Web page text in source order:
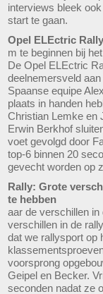
interviews bleek
start te gaan.
Opel ELEctric Rally
m te beginnen bij
De Opel ELEctric
deelnemersveld
Spaanse equipe
plaats in handen
Christian Lemke en
Erwin Berkhof
voet gevolgd door
top-6 binnen 20
gevecht worden op
Rally: Grote
te hebben
aar de verschillen
verschillen in de
dat we rallysport op
voorsprong
Geipel en Becker.
seconden nadat ze